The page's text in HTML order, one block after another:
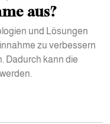
aus?
und Lösungen
zu verbessern
Dadurch kann die